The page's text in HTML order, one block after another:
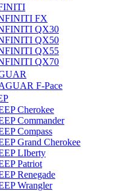
FX
QX30
QX50
QX55
QX70
F-Pace
Cherokee
Commander
Compass
Grand Cherokee
LIberty
Patriot
Renegade
Wrangler